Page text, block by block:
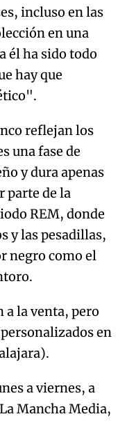
incluso en las
en una
él ha sido todo
hay que
reflejan los
una fase de
y dura apenas
parte de la
REM, donde
y las pesadillas,
negro como el
a la venta, pero
en
a viernes, a
Mancha Media,